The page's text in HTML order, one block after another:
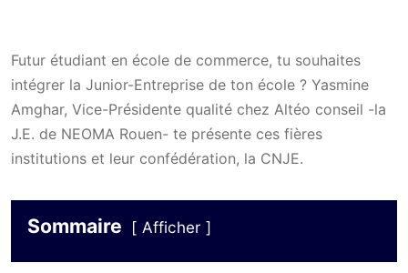
Futur étudiant en école de commerce, tu souhaites
intégrer la Junior-Entreprise de ton école ? Yasmine
Amghar, Vice-Présidente qualité chez Altéo conseil -la
J.E. de NEOMA Rouen- te présente ces fières
institutions et leur confédération, la CNJE.
Sommaire Afficher